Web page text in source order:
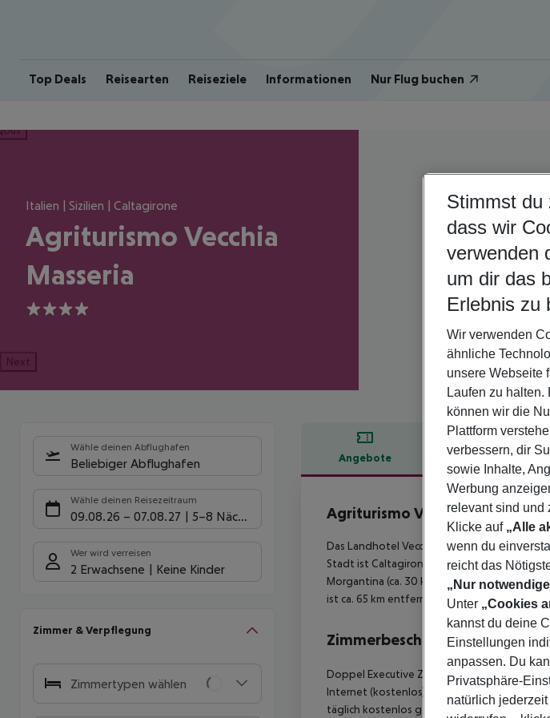
Top Deals Reisearten Reiseziele Informationen Nur Flug buchen
Italien | Sizilien | Caltagirone
Agriturismo Vecchia
Masseria
4
Next
Wähle deinen Abflughafen
Beliebiger Abflughafen
Wähle deinen Reisezeitraum
09.08.26 – 07.08.27 5-8 Nächte
Wer wird verreisen
2 Erwachsene Keine Kinder
Zimmer & Verpflegung
Zimmertypen wählen
Angebote
Hotelbeschreibung
Agriturismo Vecchia Masseria
4
Das Landhotel Vecchia Masseria
Stadt ist Caltagirone. Folgende
Morgantina (ca. 30 km). Weiter entfernt
ist ca. 65 km entfernt. Ein weiterer
Zimmerbeschreibung
Doppel Executive Zimmer: Die Zimmer
Internet (kostenlos) und Flatscreen-TV
täglich kostenlos gewechselt. Die
Stimmst du
dass wir
verwenden
um dir das
Erlebnis zu
Wir verwenden
ähnliche
unsere Webseite
Laufen zu halten.
können wir die
Plattform
verbessern, dir
sowie Inhalte,
Werbung
relevant sind und
Klicke auf „Alle
wenn du
reicht das
„Nur
Unter „Cookies
kannst du deine
Einstellungen
anpassen. Du
Privatsphäre-
natürlich